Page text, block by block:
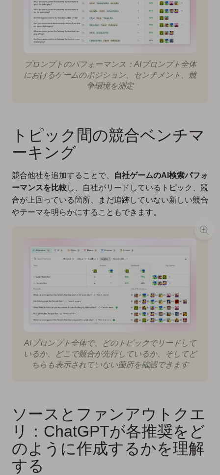
プロンプトのパフォーマンス：AIプロンプト全体
におけるゲームのポジション、センチメント、競
争環境を測定
トピック間の競合ベンチマ
ーキング
競合他社を追加することで、
自社ゲームのAI検索パフォ
ーマンスを比較し、自社がリードしているトピック、競
合が上回っている箇所、まだ追跡していない新しい競合
やテーマを明らかにすることもできます。
AIプロンプト全体で、どのトピックでリードして
いるか、どこで競合が先行しているか、そしてど
ちらも表示されていない箇所を確認できます
ソースとファンアウトクエ
リ：ChatGPTが各推奨をど
のように作成するかを理解
する